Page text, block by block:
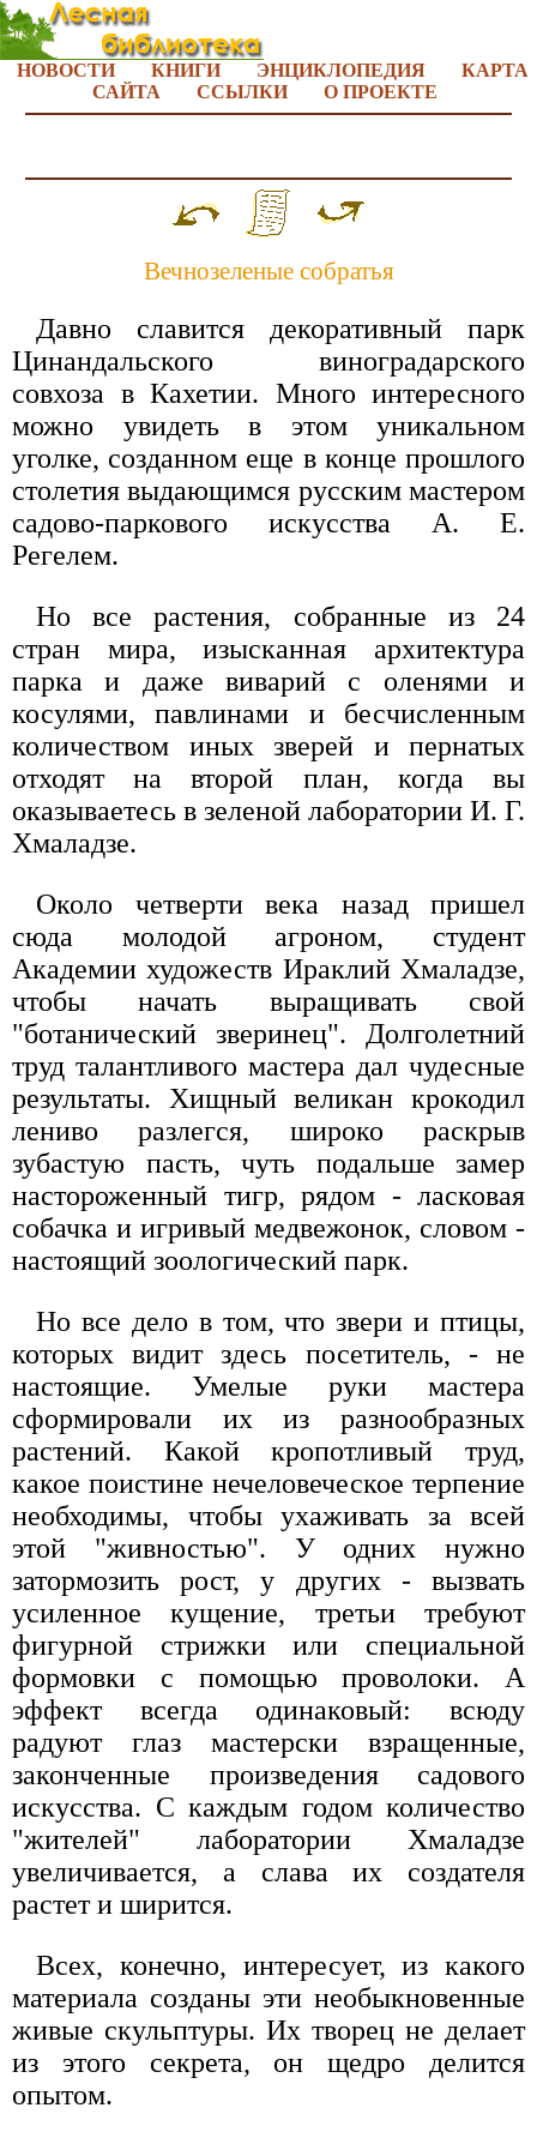
НОВОСТИ КНИГИ ЭНЦИКЛОПЕДИЯ
КАРТА
САЙТА
ССЫЛКИ О ПРОЕКТЕ
Вечнозеленые собратья
Давно славится декоративный парк
Цинандальского виноградарского
совхоза в Кахетии. Много интересного
можно увидеть в этом уникальном
уголке, созданном еще в конце прошлого
столетия выдающимся русским мастером
садово-паркового искусства А. Е.
Регелем.
Но все растения, собранные из 24
стран мира, изысканная архитектура
парка и даже виварий с оленями и
косулями, павлинами и бесчисленным
количеством иных зверей и пернатых
отходят на второй план, когда вы
оказываетесь в зеленой лаборатории И. Г.
Хмаладзе.
Около четверти века назад пришел
сюда молодой агроном, студент
Академии художеств Ираклий Хмаладзе,
чтобы начать выращивать свой
"ботанический зверинец". Долголетний
труд талантливого мастера дал чудесные
результаты. Хищный великан крокодил
лениво разлегся, широко раскрыв
зубастую пасть, чуть подальше замер
настороженный тигр, рядом - ласковая
собачка и игривый медвежонок, словом -
настоящий зоологический парк.
Но все дело в том, что звери и птицы,
которых видит здесь посетитель, - не
настоящие. Умелые руки мастера
сформировали их из разнообразных
растений. Какой кропотливый труд,
какое поистине нечеловеческое терпение
необходимы, чтобы ухаживать за всей
этой "живностью". У одних нужно
затормозить рост, у других - вызвать
усиленное кущение, третьи требуют
фигурной стрижки или специальной
формовки с помощью проволоки. А
эффект всегда одинаковый: всюду
радуют глаз мастерски взращенные,
законченные произведения садового
искусства. С каждым годом количество
"жителей" лаборатории Хмаладзе
увеличивается, а слава их создателя
растет и ширится.
Всех, конечно, интересует, из какого
материала созданы эти необыкновенные
живые скульптуры. Их творец не делает
из этого секрета, он щедро делится
опытом.